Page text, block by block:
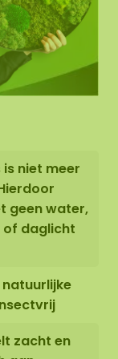
in
meer
2
kunt
is zwart. De
af
is niet meer
geen water,
of daglicht
zacht en